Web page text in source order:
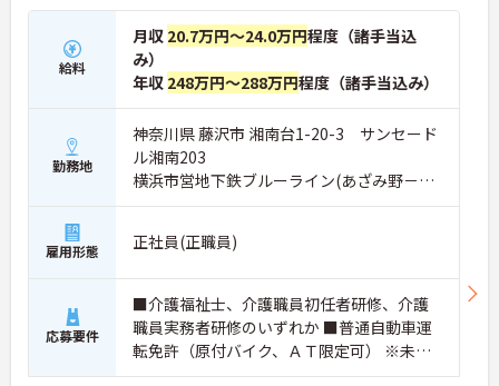
給料
月収 20.7万円～24.0万円程度（諸手当込
み）
年収 248万円～288万円程度（諸手当込み）
勤務地
神奈川県 藤沢市 湘南台1-20-3 サンセード
ル湘南203
横浜市営地下鉄ブルーライン(あざみ野－湘
南台)「湘南台駅」徒歩5分
雇用形態 正社員(正職員)
応募要件
■介護福祉士、介護職員初任者研修、介護
職員実務者研修のいずれか ■普通自動車運
転免許（原付バイク、ＡＴ限定可） ※未経
験の方でも相談可